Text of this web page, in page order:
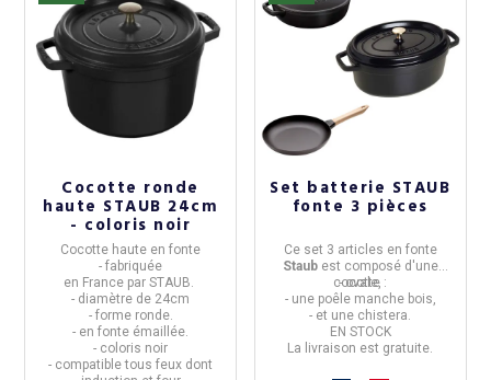
Cocotte ronde
haute STAUB 24cm
- coloris noir
Cocotte haute en fonte
- fabriquée
en France parSTAUB.
- diamètre de 24cm
- forme ronde.
- enfonte émaillée.
- coloris noir
- compatible tous feux dont
Set batterie STAUB
fonte 3 pièces
Ce set 3 articles en fonte
Staubest composé d'une
cocotte :
- ovale,
- une poêle manche bois,
- et une chistera.
EN STOCK
La livraison est gratuite.